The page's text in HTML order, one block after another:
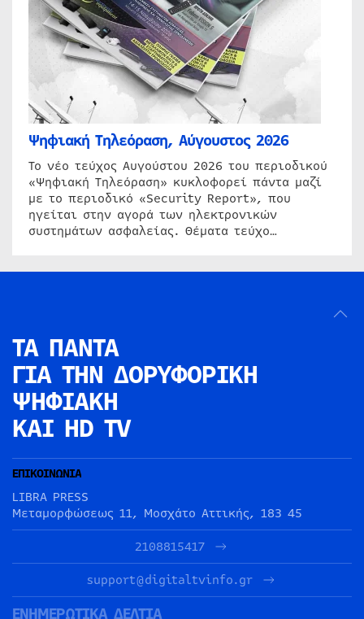
Ψηφιακή Τηλεόραση, Αύγουστος 2026
Το νέο τεύχος Αυγούστου 2026 του περιοδικού
«Ψηφιακή Τηλεόραση» κυκλοφορεί πάντα μαζί
με το περιοδικό «Security Report», που
ηγείται στην αγορά των ηλεκτρονικών
συστημάτων ασφαλείας. Θέματα τεύχο…
ΤΑ ΠΑΝΤΑ
ΓΙΑ ΤΗΝ ΔΟΡΥΦΟΡΙΚΗ
ΨΗΦΙΑΚΗ
ΚΑΙ HD TV
ΕΠΙΚΟΙΝΩΝΙΑ
LIBRA PRESS
Μεταμορφώσεως 11, Μοσχάτο Αττικής, 183 45
2108815417
support@digitaltvinfo.gr
ΕΝΗΜΕΡΩΤΙΚΑ ΔΕΛΤΙΑ